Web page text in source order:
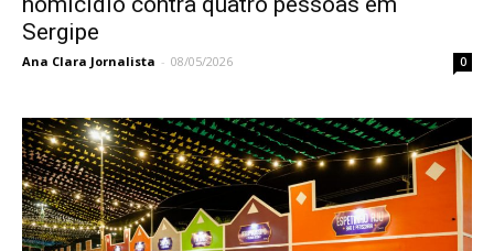
Sergipe
Ana Clara Jornalista - 08/05/2026 0